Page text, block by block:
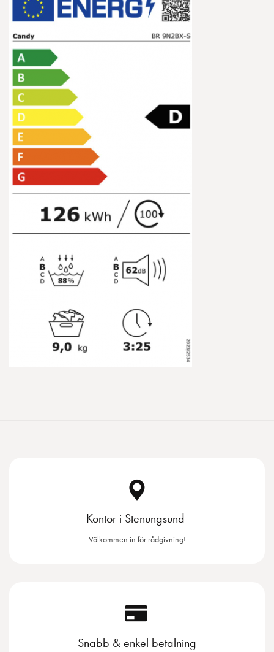
Kontor i Stenungsund
Välkommen in för rådgivning!
Snabb & enkel betalning